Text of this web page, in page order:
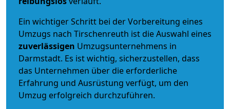
Ein wichtiger Schritt bei der Vorbereitung eines
Umzugs nach Tirschenreuth ist die Auswahl eines
zuverlässigen Umzugsunternehmens in
Darmstadt. Es ist wichtig, sicherzustellen, dass
das Unternehmen über die erforderliche
Erfahrung und Ausrüstung verfügt, um den
Umzug erfolgreich durchzuführen.